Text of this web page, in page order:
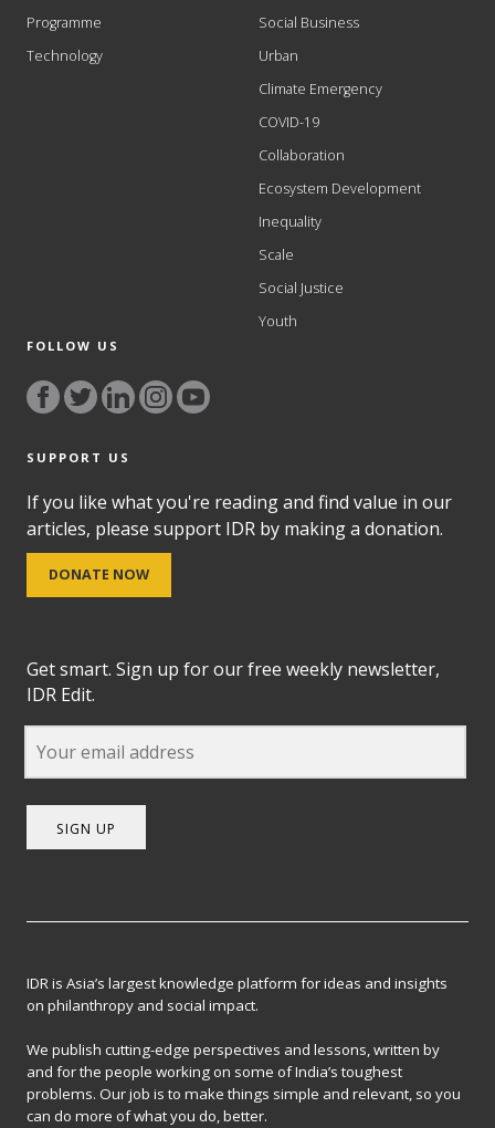
Programme
Technology
Social Business
Urban
Climate Emergency
COVID-19
Collaboration
Ecosystem Development
Inequality
Scale
Social Justice
Youth
FOLLOW US
SUPPORT US
If you like what you're reading and find value in our
articles, please support IDR by making a donation.
DONATE NOW
Get smart. Sign up for our free weekly newsletter,
IDR Edit.
SIGN UP
IDR is Asia’s largest knowledge platform for ideas and insights
on philanthropy and social impact.
We publish cutting-edge perspectives and lessons, written by
and for the people working on some of India’s toughest
problems. Our job is to make things simple and relevant, so you
can do more of what you do, better.